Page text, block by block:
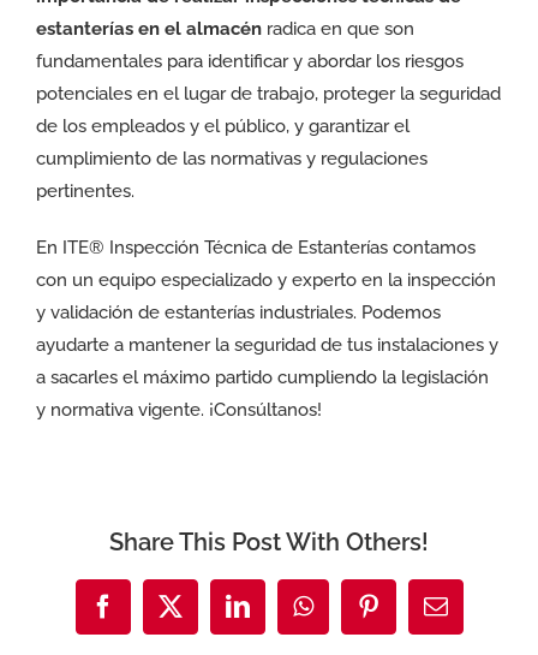
estanterías en el almacén radica en que son
fundamentales para identificar y abordar los riesgos
potenciales en el lugar de trabajo, proteger la seguridad
de los empleados y el público, y garantizar el
cumplimiento de las normativas y regulaciones
pertinentes.
En ITE® Inspección Técnica de Estanterías contamos
con un equipo especializado y experto en la inspección
y validación de estanterías industriales. Podemos
ayudarte a mantener la seguridad de tus instalaciones y
a sacarles el máximo partido cumpliendo la legislación
y normativa vigente. ¡Consúltanos!
Share This Post With Others!
Facebook
X LinkedInWhatsAppPinterestCorreo